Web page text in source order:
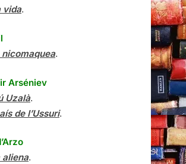
vida.
nicomaquea.
Arséniev
Uzalà.
de l’Ussuri.
aliena.